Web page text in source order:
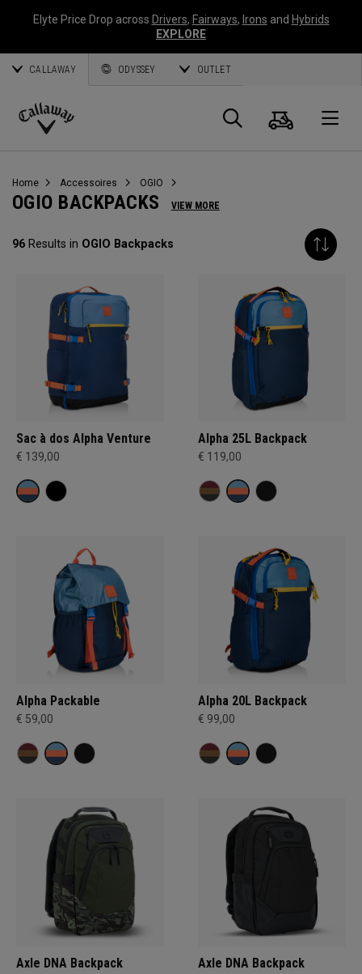
Elyte Price Drop across Drivers, Fairways, Irons and Hybrids
EXPLORE
CALLAWAY ODYSSEY OUTLET
Callaway
Panier
Home Accessoires OGIO
OGIO BACKPACKS VIEW MORE
96 Results in OGIO Backpacks
Sac à dos Alpha Venture
€ 139,00
Alpha 25L Backpack
€ 119,00
Alpha Packable
€ 59,00
Alpha 20L Backpack
€ 99,00
Axle DNA Backpack Axle DNA Backpack